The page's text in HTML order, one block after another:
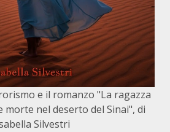
e il romanzo "La ragazza
morte nel deserto del Sinai", di
Silvestri